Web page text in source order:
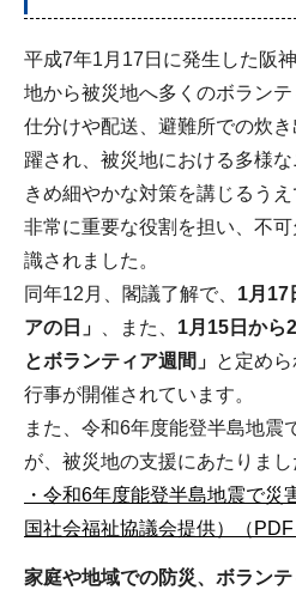
平成7年1月17日に発生した阪
地から被災地へ多くのボラン
仕分けや配送、避難所での炊
躍され、被災地における多様な
きめ細やかな対策を講じるう
非常に重要な役割を担い、不
識されました。
同年12月、閣議了解で、 1月17
アの日」
、また、 1月15日から
とボランティア週間」 と定め
行事が開催されています。
また、令和6年度能登半島地震
が、被災地の支援にあたりまし
・令和6年度能登半島地震で災
国社会福祉協議会提供）（PDF
家庭や地域での防災、ボラン